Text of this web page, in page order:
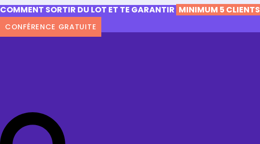
COMMENT SORTIR DU LOT ET TE GARANTIR MINIMUM 5 CLIENTS
CONFÉRENCE GRATUITE